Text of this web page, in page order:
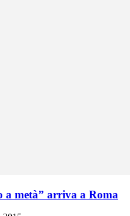
a metà” arriva a Roma